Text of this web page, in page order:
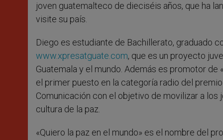
joven guatemalteco de dieciséis años, que ha
visite su país.
Diego es estudiante de Bachillerato, graduado
www.xpresatguate.com, que es un proyecto
Guatemala y el mundo. Además es promotor de
el primer puesto en la categoría radio del
Comunicación con el objetivo de movilizar a los
cultura de la paz.
«Quiero la paz en el mundo» es el nombre del